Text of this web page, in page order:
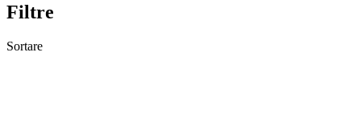
Filtre
Sortare